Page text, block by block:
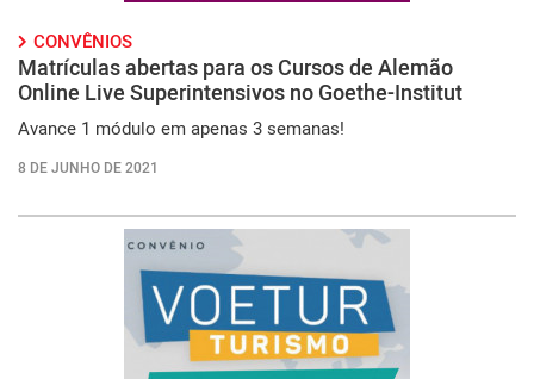
CONVÊNIOS
Matrículas abertas para os Cursos de Alemão
Online Live Superintensivos no Goethe-Institut
Avance 1 módulo em apenas 3 semanas!
8 DE JUNHO DE 2021